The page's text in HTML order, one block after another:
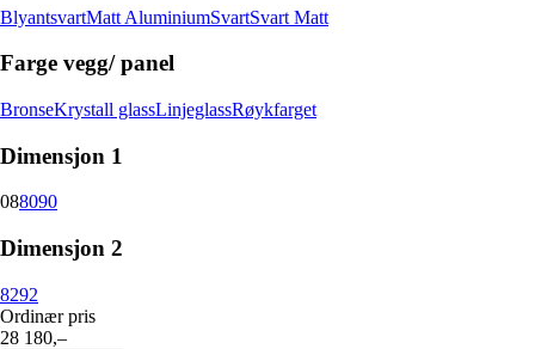
BlyantsvartMatt AluminiumSvartSvart Matt
Farge vegg/ panel
BronseKrystall glassLinjeglassRøykfarget
Dimensjon 1
088090
Dimensjon 2
8292
Ordinær pris
28 180,–